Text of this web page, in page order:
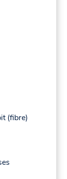
(fibre)